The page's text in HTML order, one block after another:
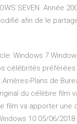
SEVEN. Année
afin de le
Windows 7
célébrités préférées
Plans de
du célèbre film
film va apporter une
10 05/06/2018